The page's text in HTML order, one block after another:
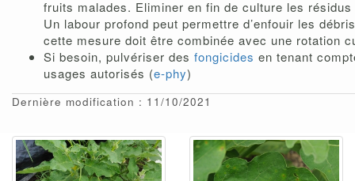
fruits malades. Eliminer en fin de culture les
Un labour profond peut permettre d’enfouir les
cette mesure doit être combinée avec une rotation
Si besoin, pulvériser des fongicides en tenant
usages autorisés (e-phy)
Dernière modification : 11/10/2021